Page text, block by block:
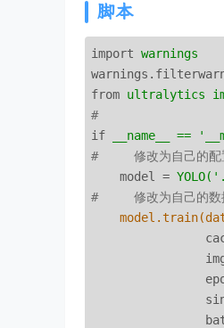
脚本
import warnings
from ultralytics
#
if
__name__ ==
#     修改为自己的配
model
=
#     修改为自己的数